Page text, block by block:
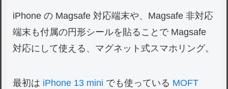
iPhone の Magsafe 対応端末や、Magsafe 非対応
端末も付属の円形シールを貼ることで Magsafe
対応にして使える、マグネット式スマホリング。
最初は iPhone 13 mini でも使っている MOFT